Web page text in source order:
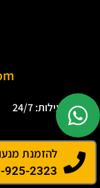
שעות פעילות: 24/7
להזמנת
925-2323